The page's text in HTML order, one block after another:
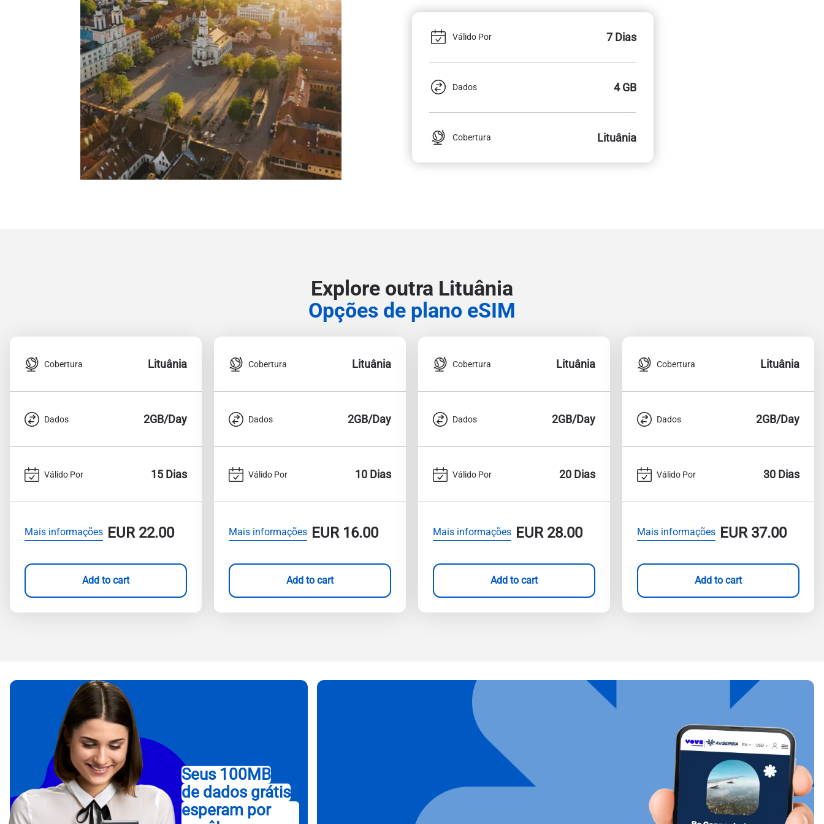
Válido Por 7 Dias
Dados 4 GB
Cobertura Lituânia
Explore outra Lituânia
Opções de plano eSIM
Cobertura Lituânia
Dados 2GB/Day
Válido Por 15 Dias
Mais informações EUR22.00
Add to cart
Cobertura Lituânia
Dados 2GB/Day
Válido Por 10 Dias
Mais informações EUR16.00
Add to cart
Cobertura Lituânia
Dados 2GB/Day
Válido Por 20 Dias
Mais informações EUR28.00
Add to cart
Cobertura Lituânia
Dados 2GB/Day
Válido Por 30 Dias
Mais informações EUR37.00
Add to cart
Seus 100MB
de dados grátis
esperam por